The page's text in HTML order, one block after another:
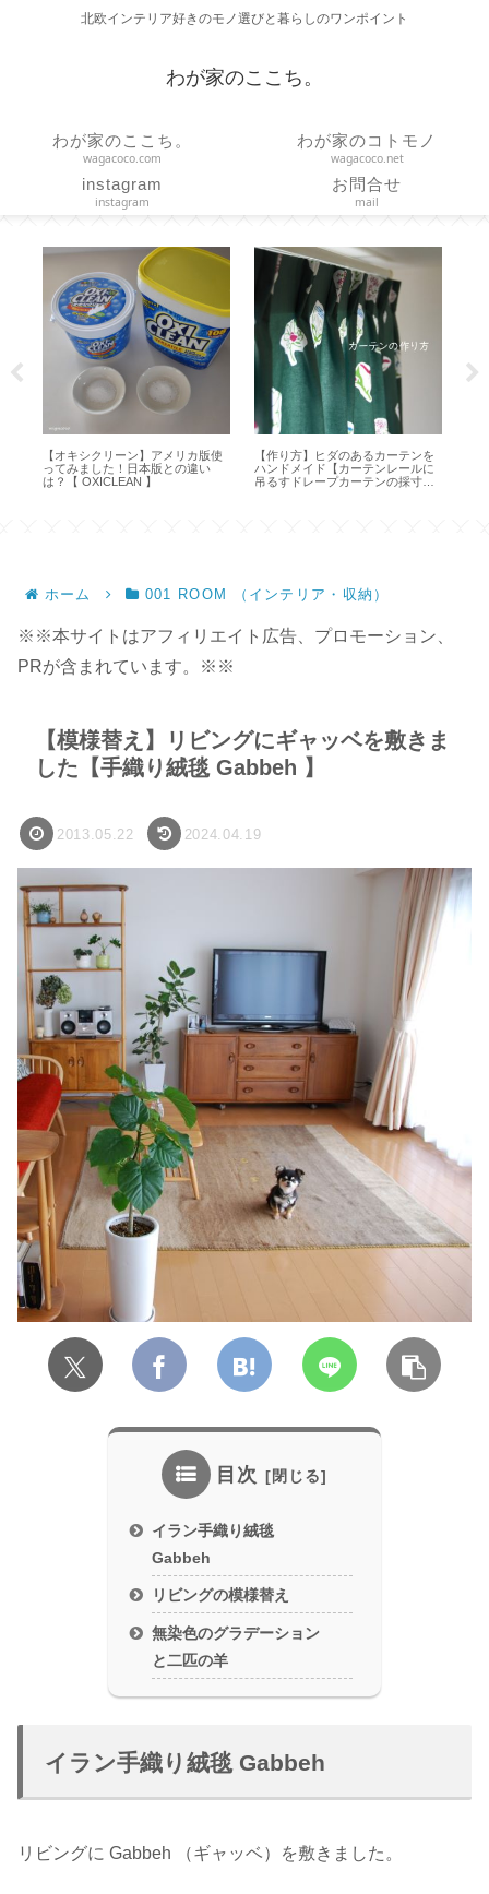
北欧インテリア好きのモノ選びと暮らしのワンポイント
わが家のここち。
わが家のここち。
wagacoco.com
わが家のコトモノ
wagacoco.net
instagram
instagram
お問合せ
mail
【オキシクリーン】アメリカ版使
ってみました！日本版との違い
は？【 OXICLEAN 】
【作り方】ヒダのあるカーテンを
ハンドメイド【カーテンレールに
吊るすドレープカーテンの採寸・
ホーム 001 ROOM （インテリア・収納）
※※本サイトはアフィリエイト広告、プロモーション、
PRが含まれています。※※
【模様替え】リビングにギャッベを敷きま
した【手織り絨毯 Gabbeh 】
2013.05.22 2024.04.19
目次
イラン手織り絨毯
Gabbeh
リビングの模様替え
無染色のグラデーション
と二匹の羊
イラン手織り絨毯 Gabbeh
リビングに Gabbeh （ギャッベ）を敷きました。